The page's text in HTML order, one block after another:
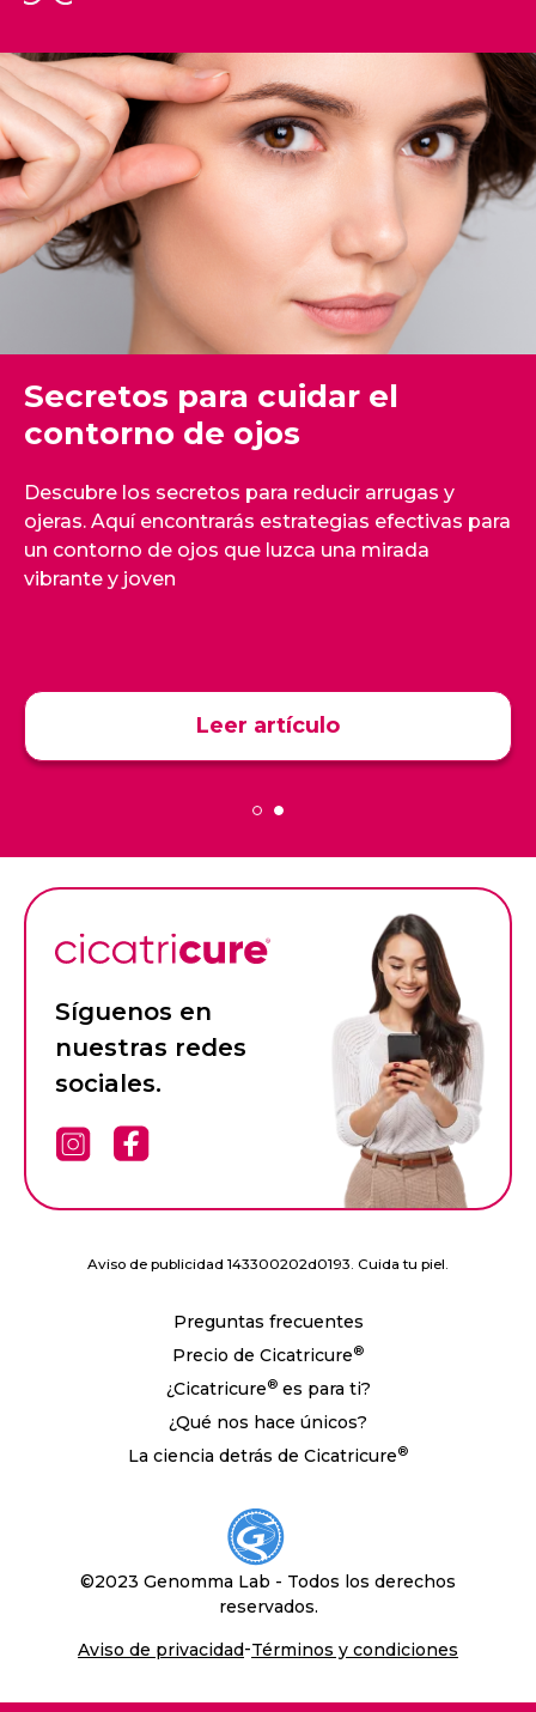
Secretos para cuidar el
contorno de ojos
Descubre los secretos para reducir arrugas y
ojeras. Aquí encontrarás estrategias efectivas para
un contorno de ojos que luzca una mirada
vibrante y joven
Leer artículo
Síguenos en
nuestras redes
sociales.
Aviso de publicidad 143300202d0193. Cuida tu piel.
Preguntas frecuentes
Precio de Cicatricure®
¿Cicatricure®es para ti?
¿Qué nos hace únicos?
La ciencia detrás de Cicatricure®
©2023 Genomma Lab - Todos los derechos
reservados.
Aviso de privacidad-Términos y condiciones